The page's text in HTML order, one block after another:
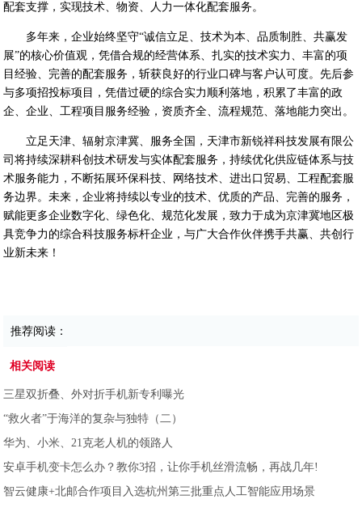
配套支撑，实现技术、物资、人力一体化配套服务。
多年来，企业始终坚守“诚信立足、技术为本、品质制胜、共赢发
展”的核心价值观，凭借合规的经营体系、扎实的技术实力、丰富的项
目经验、完善的配套服务，斩获良好的行业口碑与客户认可度。先后参
与多项招投标项目，凭借过硬的综合实力顺利落地，积累了丰富的政
企、企业、工程项目服务经验，资质齐全、流程规范、落地能力突出。
立足天津、辐射京津冀、服务全国，天津市新锐祥科技发展有限公
司将持续深耕科创技术研发与实体配套服务，持续优化供应链体系与技
术服务能力，不断拓展环保科技、网络技术、进出口贸易、工程配套服
务边界。未来，企业将持续以专业的技术、优质的产品、完善的服务，
赋能更多企业数字化、绿色化、规范化发展，致力于成为京津冀地区极
具竞争力的综合科技服务标杆企业，与广大合作伙伴携手共赢、共创行
业新未来！
推荐阅读：
相关阅读
三星双折叠、外对折手机新专利曝光
“救火者”于海洋的复杂与独特（二）
华为、小米、21克老人机的领路人
安卓手机变卡怎么办？教你3招，让你手机丝滑流畅，再战几年!
智云健康+北邮合作项目入选杭州第三批重点人工智能应用场景